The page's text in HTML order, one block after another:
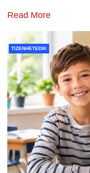
Read More
TIZENHETEDIK